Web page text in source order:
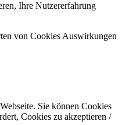
Ihre Nutzererfahrung
von Cookies Auswirkungen
Sie können Cookies
Cookies zu akzeptieren /